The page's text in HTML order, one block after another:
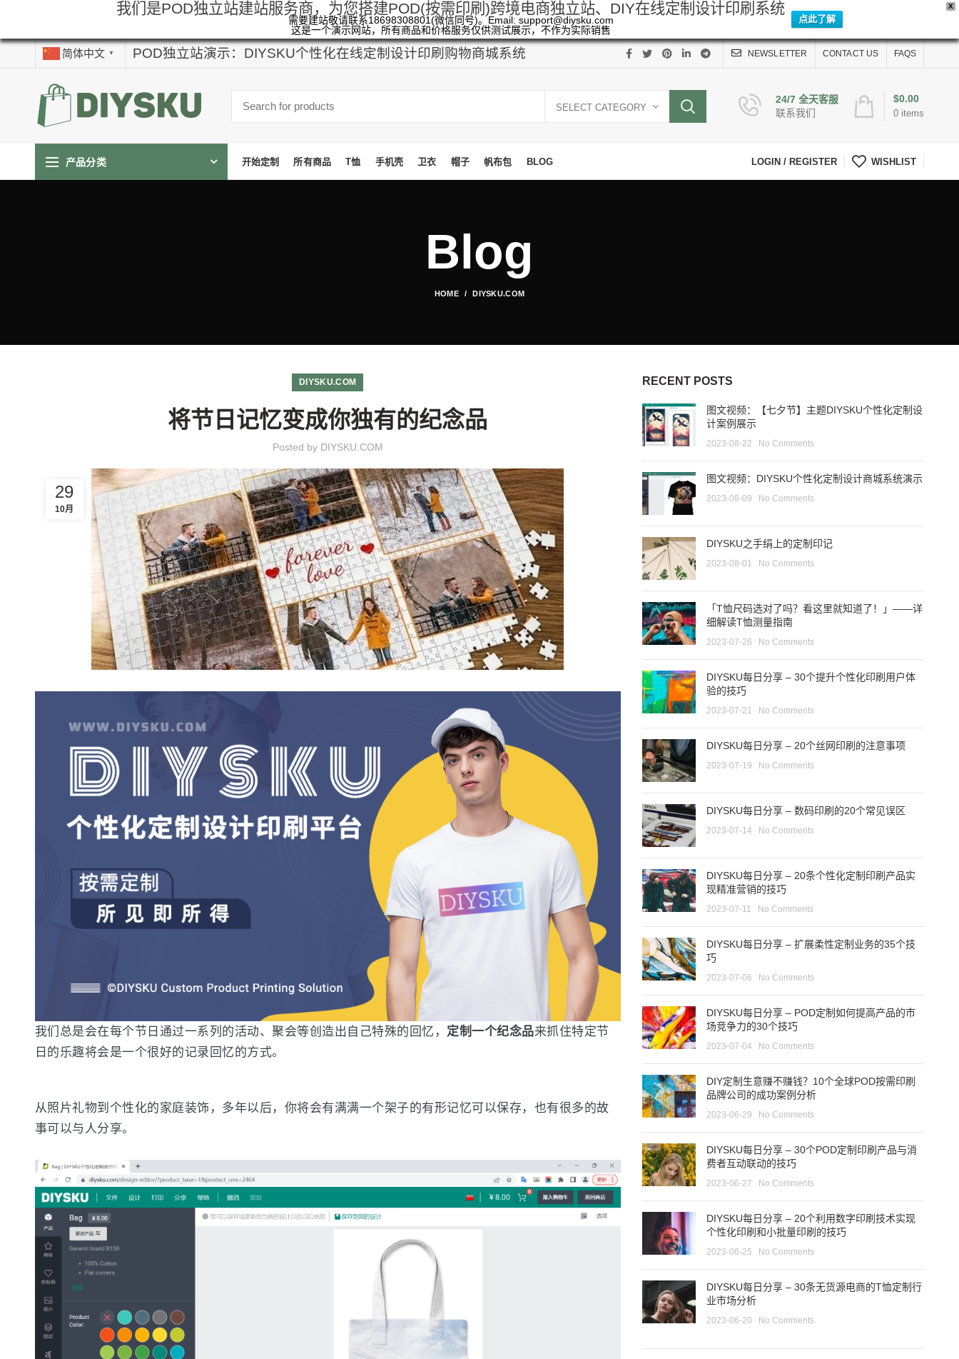
X
我们是POD独立站建站服务商，为您搭建POD(按需印刷)跨境电商独立站、DIY在线定制设计印刷系统
需要建站敬请联系18698308801(微信同号)。Email: support@diysku.com
这是一个演示网站，所有商品和价格服务仅供测试展示，不作为实际销售
点此了解
简体中文 ▼ POD独立站演示：DIYSKU个性化在线定制设计印刷购物商城系统 NEWSLETTER CONTACT US FAQS
SELECT CATEGORY
24/7 全天客服
联系我们
0 items
$0.00
产品分类 开始定制 所有商品 T恤 手机壳 卫衣 帽子 帆布包 BLOG LOGIN / REGISTER WISHLIST
Blog
HOME DIYSKU.COM
DIYSKU.COM
将节日记忆变成你独有的纪念品
Posted by DIYSKU.COM
29
10月
我们总是会在每个节日通过一系列的活动、聚会等创造出自己特殊的回忆， 定制一个纪念品来抓住特定节
日的乐趣将会是一个很好的记录回忆的方式。
从照片礼物到个性化的家庭装饰，多年以后，你将会有满满一个架子的有形记忆可以保存，也有很多的故
事可以与人分享。
RECENT POSTS
图文视频：【七夕节】主题DIYSKU个性化定制设
计案例展示
2023-08-22 No Comments
图文视频：DIYSKU个性化定制设计商城系统演示
2023-08-09 No Comments
DIYSKU之手绢上的定制印记
2023-08-01 No Comments
「T恤尺码选对了吗？看这里就知道了！」——详
细解读T恤测量指南
2023-07-26 No Comments
DIYSKU每日分享 – 30个提升个性化印刷用户体
验的技巧
2023-07-21 No Comments
DIYSKU每日分享 – 20个丝网印刷的注意事项
2023-07-19 No Comments
DIYSKU每日分享 – 数码印刷的20个常见误区
2023-07-14 No Comments
DIYSKU每日分享 – 20条个性化定制印刷产品实
现精准营销的技巧
2023-07-11 No Comments
DIYSKU每日分享 – 扩展柔性定制业务的35个技
巧
2023-07-06 No Comments
DIYSKU每日分享 – POD定制如何提高产品的市
场竞争力的30个技巧
2023-07-04 No Comments
DIY定制生意赚不赚钱？10个全球POD按需印刷
品牌公司的成功案例分析
2023-06-29 No Comments
DIYSKU每日分享 – 30个POD定制印刷产品与消
费者互动联动的技巧
2023-06-27 No Comments
DIYSKU每日分享 – 20个利用数字印刷技术实现
个性化印刷和小批量印刷的技巧
2023-06-25 No Comments
DIYSKU每日分享 – 30条无货源电商的T恤定制行
业市场分析
2023-06-20 No Comments